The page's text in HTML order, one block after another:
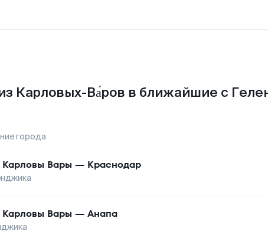
Карловых-Ва́ров в ближайшие с
города
Карловы Вары — Краснодар
Карловы Вары — Анапа